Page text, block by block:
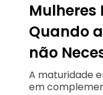
Mulheres
Quando
não
A maturidade
em